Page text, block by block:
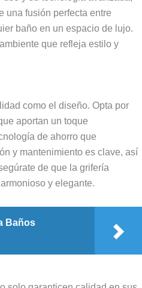
una fusión perfecta entre
baño en un espacio de lujo.
que refleja estilo y
como el diseño. Opta por
aportan un toque
de ahorro que
y mantenimiento es clave, así
de que la grifería
y elegante.
Baños